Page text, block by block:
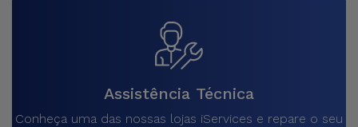
Assistência Técnica
Conheça uma das nossas lojas iServices e repare o seu